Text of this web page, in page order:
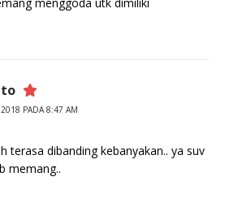
PADA 8:47 AM
terasa dibanding kebanyakan.. ya suv
memang..